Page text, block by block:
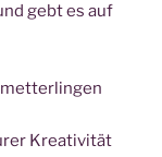
gebt es auf
Kreativität